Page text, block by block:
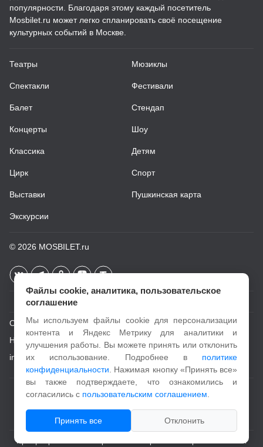
популярности. Благодаря этому каждый посетитель
Mosbilet.ru может легко спланировать своё посещение
культурных событий в Москве.
Театры
Спектакли
Балет
Концерты
Классика
Цирк
Выставки
Экскурсии
Мюзиклы
Фестивали
Стендап
Шоу
Детям
Спорт
Пушкинская карта
© 2026 MOSBILET.ru
О проекте
Новости
info@mosbilet.ru
Пользовательское соглашение
Политика конфиденциальности
При цитировании и копировании материалов с портала активная
Файлы cookie, аналитика, пользовательское
соглашение
Мы используем файлы cookie для персонализации
контента и Яндекс Метрику для аналитики и
улучшения работы. Вы можете принять или отклонить
их использование. Подробнее в политике
конфиденциальности . Нажимая кнопку «Принять все»
вы также подтверждаете, что ознакомились и
согласились с пользовательским соглашением
Принять все Отклонить